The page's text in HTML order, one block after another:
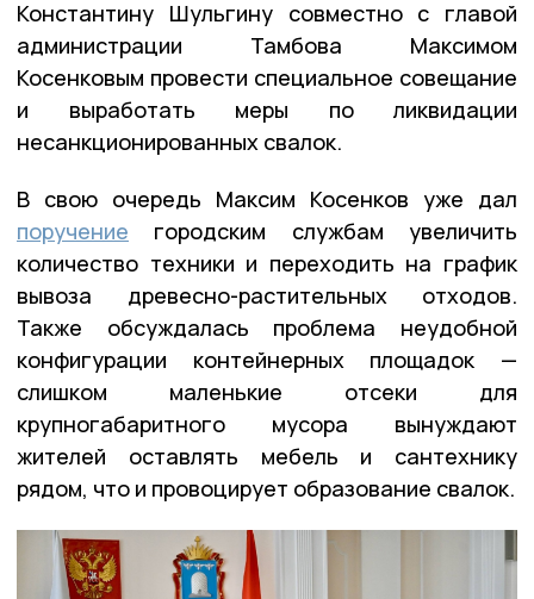
Константину Шульгину совместно с главой
администрации Тамбова Максимом
Косенковым провести специальное совещание
и выработать меры по ликвидации
несанкционированных свалок.
В свою очередь Максим Косенков уже дал
поручение городским службам увеличить
количество техники и переходить на график
вывоза древесно-растительных отходов.
Также обсуждалась проблема неудобной
конфигурации контейнерных площадок —
слишком маленькие отсеки для
крупногабаритного мусора вынуждают
жителей оставлять мебель и сантехнику
рядом, что и провоцирует образование свалок.